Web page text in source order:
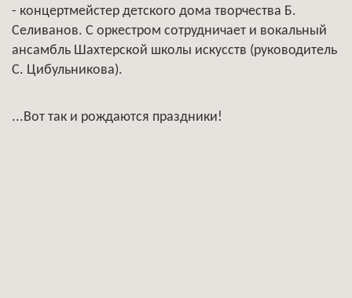
- концертмейстер детского дома творчества Б.
Селиванов. С оркестром сотрудничает и вокальный
ансамбль Шахтерской школы искусств (руководитель
С. Цибульникова).
...Вот так и рождаются праздники!